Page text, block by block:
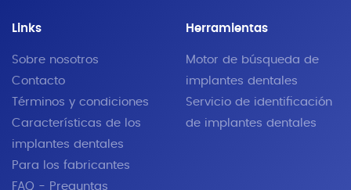
Links
Sobre nosotros
Contacto
Términos y condiciones
Características de los
implantes dentales
Para los fabricantes
FAQ - Preguntas
Herramientas
Motor de búsqueda de
implantes dentales
Servicio de identificación
de implantes dentales